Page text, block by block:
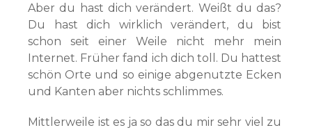
Aber du hast dich verändert. Weißt du das?
Du hast dich wirklich verändert, du bist
schon seit einer Weile nicht mehr mein
Internet. Früher fand ich dich toll. Du hattest
schön Orte und so einige abgenutzte Ecken
und Kanten aber nichts schlimmes.
Mittlerweile ist es ja so das du mir sehr viel zu